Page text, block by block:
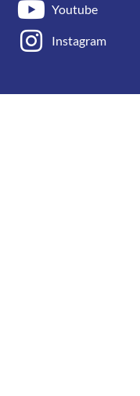
Youtube
Instagram